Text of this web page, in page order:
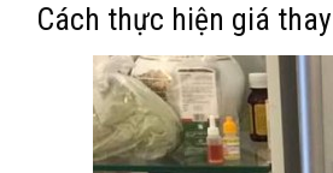
Cách thực hiện giá